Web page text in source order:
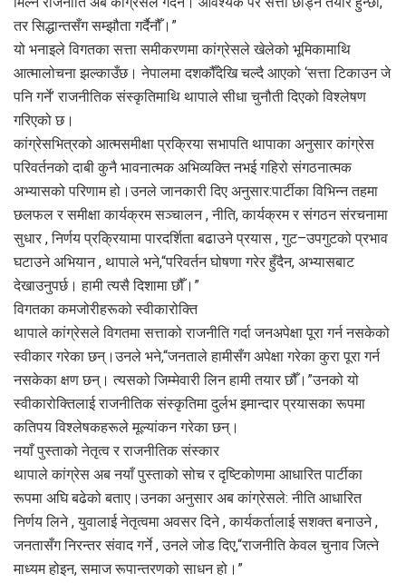
तर सिद्धान्तसँग सम्झौता गर्दैनौँ।”
यो भनाइले विगतका सत्ता समीकरणमा कांग्रेसले खेलेको भूमिकामाथि
आत्मालोचना झल्काउँछ। नेपालमा दशकौँदेखि चल्दै आएको ‘सत्ता टिकाउन जे
पनि गर्ने’ राजनीतिक संस्कृतिमाथि थापाले सीधा चुनौती दिएको विश्लेषण
गरिएको छ।
कांग्रेसभित्रको आत्मसमीक्षा प्रक्रिया सभापति थापाका अनुसार कांग्रेस
परिवर्तनको दाबी कुनै भावनात्मक अभिव्यक्ति नभई गहिरो संगठनात्मक
अभ्यासको परिणाम हो।उनले जानकारी दिए अनुसार:पार्टीका विभिन्न तहमा
छलफल र समीक्षा कार्यक्रम सञ्चालन , नीति, कार्यक्रम र संगठन संरचनामा
सुधार , निर्णय प्रक्रियामा पारदर्शिता बढाउने प्रयास , गुट–उपगुटको प्रभाव
घटाउने अभियान , थापाले भने,“परिवर्तन घोषणा गरेर हुँदैन, अभ्यासबाट
देखाउनुपर्छ। हामी त्यसै दिशामा छौँ।”
विगतका कमजोरीहरूको स्वीकारोक्ति
थापाले कांग्रेसले विगतमा सत्ताको राजनीति गर्दा जनअपेक्षा पूरा गर्न नसकेको
स्वीकार गरेका छन्।उनले भने,“जनताले हामीसँग अपेक्षा गरेका कुरा पूरा गर्न
नसकेका क्षण छन्। त्यसको जिम्मेवारी लिन हामी तयार छौँ।”उनको यो
स्वीकारोक्तिलाई राजनीतिक संस्कृतिमा दुर्लभ इमान्दार प्रयासका रूपमा
कतिपय विश्लेषकहरूले मूल्यांकन गरेका छन्।
नयाँ पुस्ताको नेतृत्व र राजनीतिक संस्कार
थापाले कांग्रेस अब नयाँ पुस्ताको सोच र दृष्टिकोणमा आधारित पार्टीका
रूपमा अघि बढेको बताए।उनका अनुसार अब कांग्रेसले: नीति आधारित
निर्णय लिने , युवालाई नेतृत्वमा अवसर दिने , कार्यकर्तालाई सशक्त बनाउने ,
जनतासँग निरन्तर संवाद गर्ने , उनले जोड दिए,“राजनीति केवल चुनाव जित्ने
माध्यम होइन, समाज रूपान्तरणको साधन हो।”